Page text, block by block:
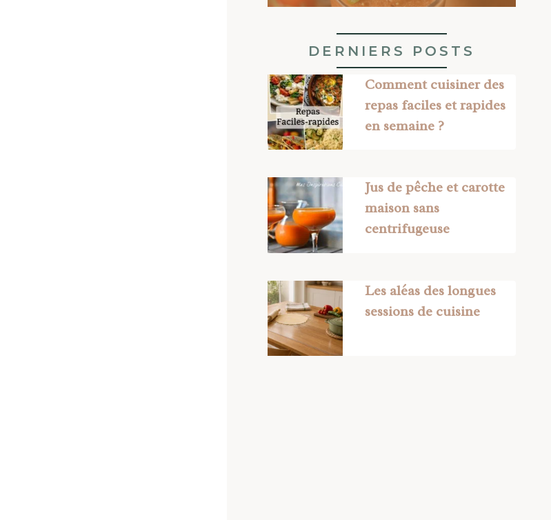
DERNIERS POSTS
Comment cuisiner des
repas faciles et rapides
en semaine ?
Jus de pêche et carotte
maison sans
centrifugeuse
Les aléas des longues
sessions de cuisine